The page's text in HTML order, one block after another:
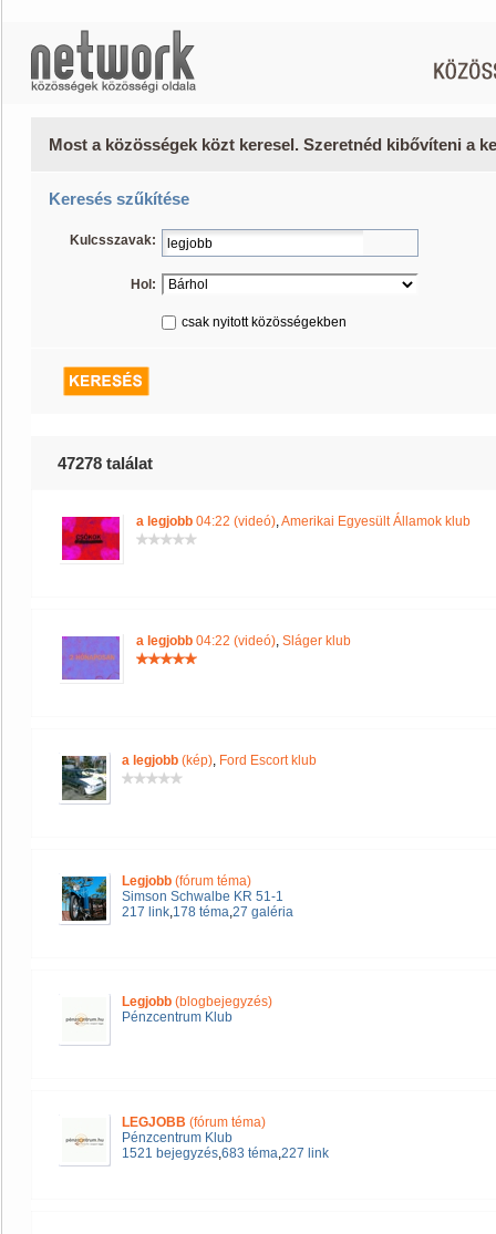
Most a közösségek közt keresel. Szeretnéd kibővíteni a
Keresés szűkítése
Kulcsszavak:
Hol:
csak nyitott közösségekben
47278 találat
a legjobb 04:22 (videó),Amerikai Egyesült Államok klub
a legjobb 04:22 (videó), Sláger klub
a legjobb (kép), Ford Escort klub
Legjobb (fórum téma)
Simson Schwalbe KR 51-1
217 link,178 téma,27 galéria
Legjobb (blogbejegyzés)
Pénzcentrum Klub
LEGJOBB (fórum téma)
Pénzcentrum Klub
1521 bejegyzés,683 téma,227 link